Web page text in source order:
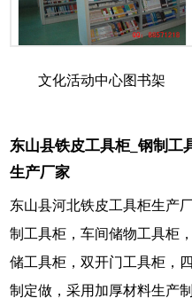
文化活动中心图书架
东山县铁皮工具柜_钢制工
生产厂家
东山县河北铁皮工具柜生产
制工具柜，车间储物工具柜
储工具柜，双开门工具柜，
制定做，采用加厚材料生产